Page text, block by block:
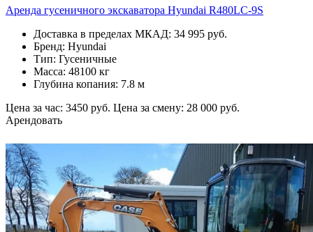
Аренда гусеничного экскаватора Hyundai R480LC-9S
Доставка в пределах МКАД: 34 995 руб.
Бренд: Hyundai
Тип: Гусеничные
Масса: 48100 кг
Глубина копания: 7.8 м
Цена за час: 3450 руб. Цена за смену: 28 000 руб.
Арендовать